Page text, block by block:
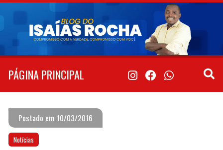
Pular
conteúdo
PÁGINA PRINCIPAL
Postado em 10/03/2016
Notícias